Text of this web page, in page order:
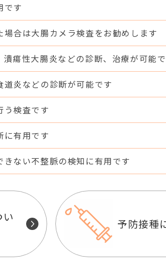
です
場合は大腸カメラ検査をお勧めします
潰瘍性大腸炎などの診断、治療が可能
炎などの診断が可能です
う検査です
に有用です
ない不整脈の検知に有用です
予防接種